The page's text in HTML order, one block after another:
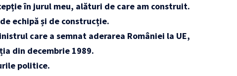
în jurul meu, alături de care am construit.
echipă și de construcție.
care a semnat aderarea României la UE,
din decembrie 1989.
politice.